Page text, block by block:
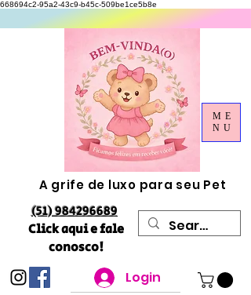
668694c2-95a2-43c9-b45c-509be1ce5b8e
A grife de luxo para seu Pet
(51) 984296689
Click aqui e fale
conosco!
Login
ME
NU